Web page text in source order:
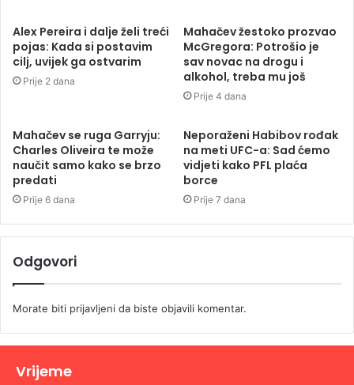
Alex Pereira i dalje želi treći
pojas: Kada si postavim
cilj, uvijek ga ostvarim
Prije 2 dana
Mahačev žestoko prozvao
McGregora: Potrošio je
sav novac na drogu i
alkohol, treba mu još
Prije 4 dana
Mahačev se ruga Garryju:
Charles Oliveira te može
naučit samo kako se brzo
predati
Prije 6 dana
Neporaženi Habibov rođak
na meti UFC-a: Sad ćemo
vidjeti kako PFL plaća
borce
Prije 7 dana
Odgovori
Morate biti prijavljeni da biste objavili komentar.
Vrijeme